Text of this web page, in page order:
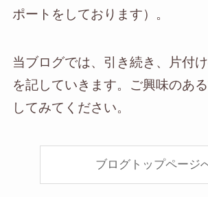
ポートをしております）。
当ブログでは、引き続き、片付
を記していきます。ご興味のあ
してみてください。
ブログトップページ